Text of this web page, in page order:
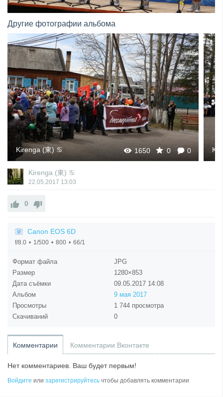
Другие фотографии альбома
1650 0 0
Kirenga (東) ♋
Kirenga (東) ♋
22.05.2017 13:03
0
Canon EOS 6D
f/8.0 1/500 800 66/1
Формат файла
JPG
Размер
1280×853
Дата съёмки
09.05.2017 14:08
Альбом
9 мая 2017
Просмотры
1 744 просмотра
Скачиваний
0
Комментарии Комментарии Вконтакте
Нет комментариев. Ваш будет первым!
Войдите или зарегистрируйтесь чтобы добавлять комментарии